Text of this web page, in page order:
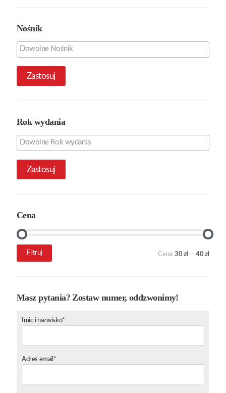
Nośnik
Zastosuj
Rok wydania
Zastosuj
Cena
Cena
Cena
Filtruj Cena:30 zł —40 zł
Masz pytania? Zostaw numer, oddzwonimy!
Imię i nazwisko*
Adres email*